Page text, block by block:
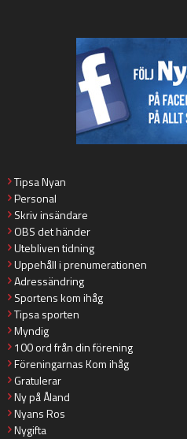
Tipsa Nyan
Personal
Skriv insändare
OBS det händer
Utebliven tidning
Uppehåll i prenumerationen
Adressändring
Sportens kom ihåg
Tipsa sporten
Myndig
100 ord från din förening
Föreningarnas Kom ihåg
Gratulerar
Ny på Åland
Nyans Ros
Nygifta